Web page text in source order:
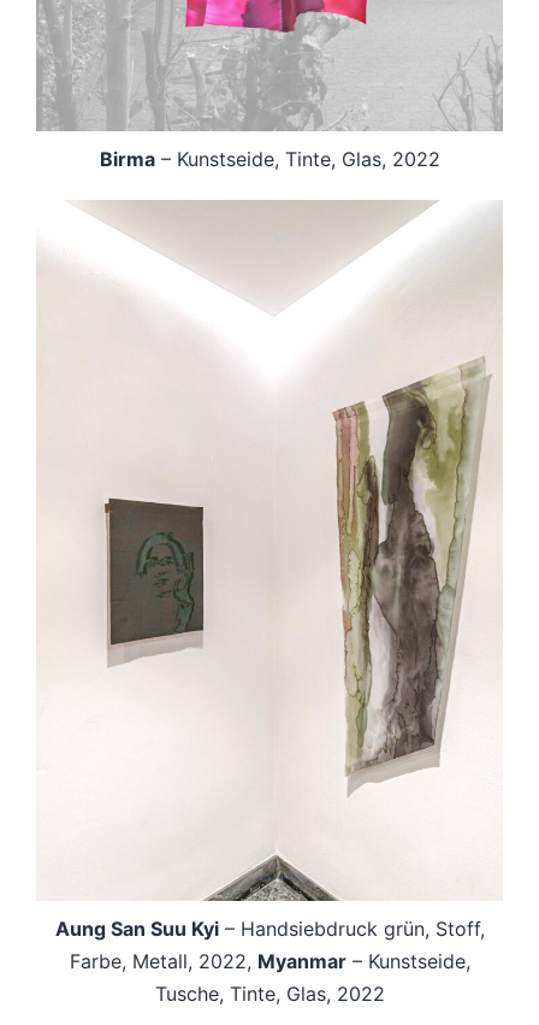
Birma– Kunstseide, Tinte, Glas, 2022
Aung San Suu Kyi– Handsiebdruck grün, Stoff,
Farbe, Metall, 2022, Myanmar– Kunstseide,
Tusche, Tinte, Glas, 2022